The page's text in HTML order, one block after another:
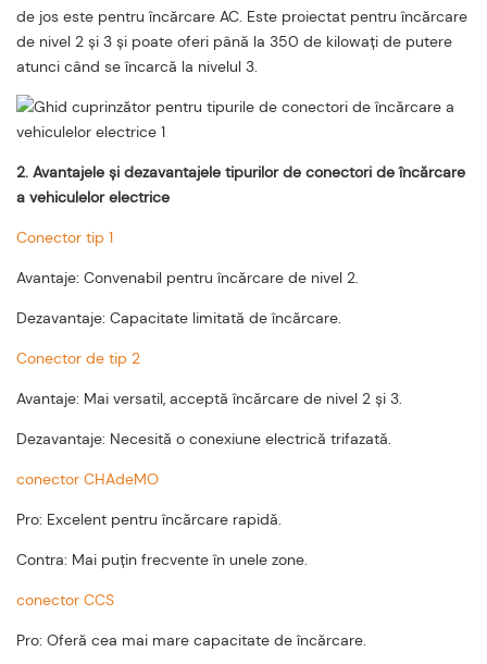
de jos este pentru încărcare AC. Este proiectat pentru încărcare
de nivel 2 și 3 și poate oferi până la 350 de kilowați de putere
atunci când se încarcă la nivelul 3.
2. Avantajele și dezavantajele tipurilor de conectori de încărcare
a vehiculelor electrice
Conector tip 1
Avantaje: Convenabil pentru încărcare de nivel 2.
Dezavantaje: Capacitate limitată de încărcare.
Conector de tip 2
Avantaje: Mai versatil, acceptă încărcare de nivel 2 și 3.
Dezavantaje: Necesită o conexiune electrică trifazată.
conector CHAdeMO
Pro: Excelent pentru încărcare rapidă.
Contra: Mai puțin frecvente în unele zone.
conector CCS
Pro: Oferă cea mai mare capacitate de încărcare.